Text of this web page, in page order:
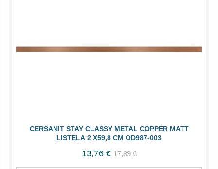
CERSANIT STAY CLASSY METAL COPPER MATT
LISTELA 2 X59,8 CM OD987-003
13,76 € 17,89 €